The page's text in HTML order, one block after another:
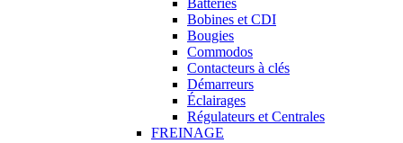
Batteries
Bobines et CDI
Bougies
Commodos
Contacteurs à clés
Démarreurs
Éclairages
Régulateurs et Centrales
FREINAGE